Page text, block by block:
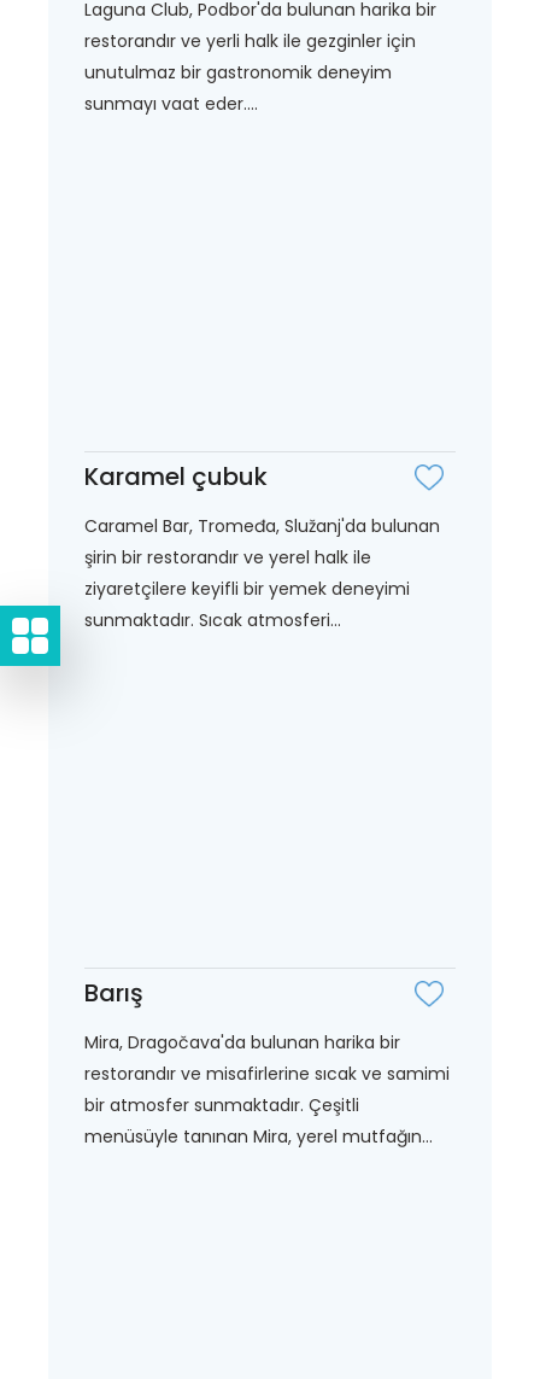
Laguna Club, Podbor'da bulunan harika bir
restorandır ve yerli halk ile gezginler için
unutulmaz bir gastronomik deneyim
sunmayı vaat eder....
Karamel çubuk
Caramel Bar, Tromeđa, Služanj'da bulunan
şirin bir restorandır ve yerel halk ile
ziyaretçilere keyifli bir yemek deneyimi
sunmaktadır. Sıcak atmosferi...
Barış
Mira, Dragočava'da bulunan harika bir
restorandır ve misafirlerine sıcak ve samimi
bir atmosfer sunmaktadır. Çeşitli
menüsüyle tanınan Mira, yerel mutfağın...